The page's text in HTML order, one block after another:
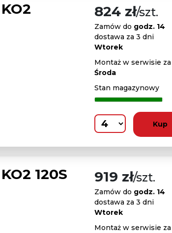
824 zł/szt.
Zamów do godz. 14
dostawa za 3 dni
Wtorek
Montaż w serwisie
Środa
Stan magazynowy
Kup
120S 919 zł/szt.
Zamów do godz. 14
dostawa za 3 dni
Wtorek
Montaż w serwisie